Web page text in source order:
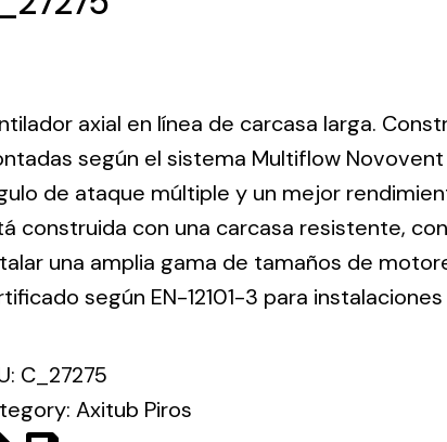
incorporation of
Novovent into
the group
meant a greater
offer of
different uses
Solar lighting
Variety of solar
solutions for all
kinds of needs.
axial en línea de carcasa larga.
según el sistema Multiflow
de ataque múltiple y un mejor
construida con una carcasa resistente,
una amplia gama de tamaños de
según EN-12101-3 para
C_27275
Axitub Piros